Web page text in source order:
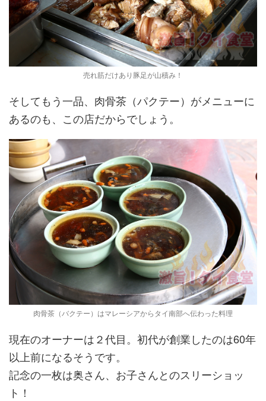
売れ筋だけあり豚足が山積み！
そしてもう一品、肉骨茶（パクテー）がメニューに
あるのも、この店だからでしょう。
肉骨茶（バクテー）はマレーシアからタイ南部へ伝わった料理
現在のオーナーは２代目。初代が創業したのは60年
以上前になるそうです。
記念の一枚は奥さん、お子さんとのスリーショッ
ト！